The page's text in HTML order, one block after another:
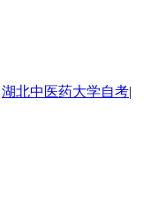
湖北中医药大学自考|